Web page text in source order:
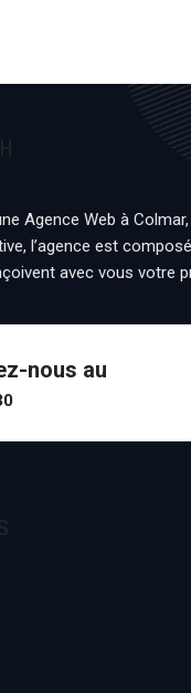
Agence Web à
l’agence est
avec vous votre
nous au